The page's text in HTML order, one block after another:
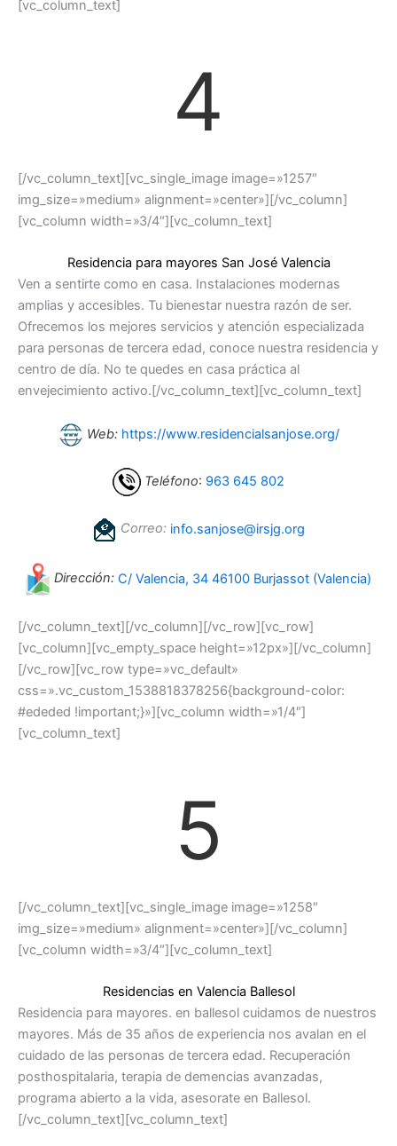
[vc_column_text]
4
[/vc_column_text][vc_single_image image=»1257″
img_size=»medium» alignment=»center»][/vc_column]
[vc_column width=»3/4″][vc_column_text]
Residencia para mayores San José Valencia
Ven a sentirte como en casa. Instalaciones modernas
amplias y accesibles. Tu bienestar nuestra razón de ser.
Ofrecemos los mejores servicios y atención especializada
para personas de tercera edad, conoce nuestra residencia y
centro de día. No te quedes en casa práctica al
envejecimiento activo.[/vc_column_text][vc_column_text]
Web: https://www.residencialsanjose.org/
Teléfono: 963 645 802
Correo: info.sanjose@irsjg.org
Dirección: C/ Valencia, 34 46100 Burjassot (Valencia)
[/vc_column_text][/vc_column][/vc_row][vc_row]
[vc_column][vc_empty_space height=»12px»][/vc_column]
[/vc_row][vc_row type=»vc_default»
css=».vc_custom_1538818378256{background-color:
#ededed !important;}»][vc_column width=»1/4″]
[vc_column_text]
5
[/vc_column_text][vc_single_image image=»1258″
img_size=»medium» alignment=»center»][/vc_column]
[vc_column width=»3/4″][vc_column_text]
Residencias en Valencia Ballesol
Residencia para mayores. en ballesol cuidamos de nuestros
mayores. Más de 35 años de experiencia nos avalan en el
cuidado de las personas de tercera edad. Recuperación
posthospitalaria, terapia de demencias avanzadas,
programa abierto a la vida, asesorate en Ballesol.
[/vc_column_text][vc_column_text]